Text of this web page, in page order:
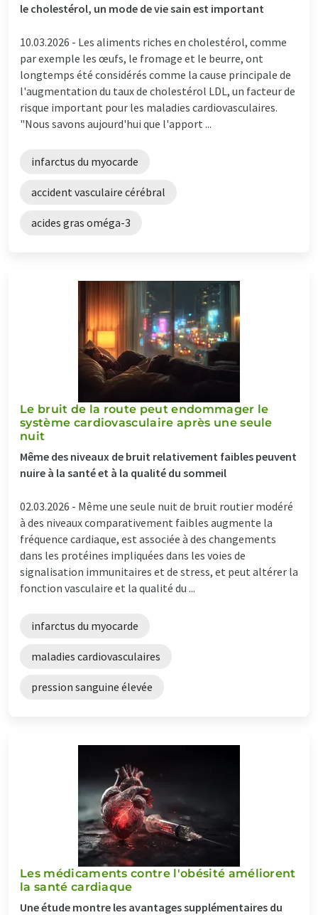
le cholestérol, un mode de vie sain est important
10.03.2026 - Les aliments riches en cholestérol, comme
par exemple les œufs, le fromage et le beurre, ont
longtemps été considérés comme la cause principale de
l'augmentation du taux de cholestérol LDL, un facteur de
risque important pour les maladies cardiovasculaires.
"Nous savons aujourd'hui que l'apport ...
infarctus du myocarde
accident vasculaire cérébral
acides gras oméga-3
Le bruit de la route peut endommager le
système cardiovasculaire après une seule
nuit
Même des niveaux de bruit relativement faibles peuvent
nuire à la santé et à la qualité du sommeil
02.03.2026 - Même une seule nuit de bruit routier modéré
à des niveaux comparativement faibles augmente la
fréquence cardiaque, est associée à des changements
dans les protéines impliquées dans les voies de
signalisation immunitaires et de stress, et peut altérer la
fonction vasculaire et la qualité du ...
infarctus du myocarde
maladies cardiovasculaires
pression sanguine élevée
Les médicaments contre l'obésité améliorent
la santé cardiaque
Une étude montre les avantages supplémentaires du